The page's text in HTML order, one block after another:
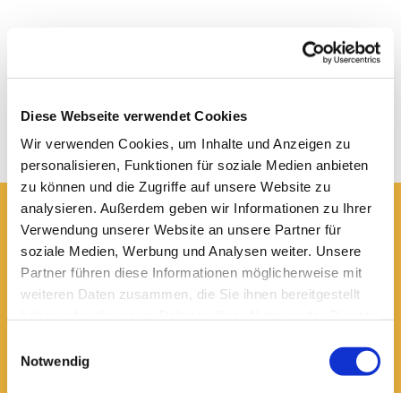
Diese Webseite verwendet Cookies
Wir verwenden Cookies, um Inhalte und Anzeigen zu
personalisieren, Funktionen für soziale Medien anbieten
zu können und die Zugriffe auf unsere Website zu
analysieren. Außerdem geben wir Informationen zu Ihrer
Verwendung unserer Website an unsere Partner für
soziale Medien, Werbung und Analysen weiter. Unsere
Partner führen diese Informationen möglicherweise mit
weiteren Daten zusammen, die Sie ihnen bereitgestellt
Notwendig
Hier erreichen Sie uns:
Ev.-luth. Domkirche St. Blasii zu Braunschweig
Domplatz 5
38100 Braunschweig
Domsekretariat
dom.bs.buero@lk-bs.de